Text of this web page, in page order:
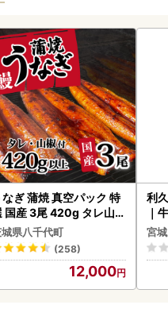
なぎ 蒲焼 真空パック 特
国産 3尾 420g タレ山椒
うな重 ひつまぶし 訳
り 茨城 ウナギ 鰻 個包装
美味しい 小分け 八千
県八千代町
(258)
12,000
利
｜
宮